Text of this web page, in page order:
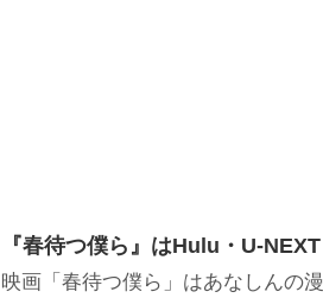
『春待つ僕ら』はHulu・U-
映画「春待つ僕ら」はあなしんの